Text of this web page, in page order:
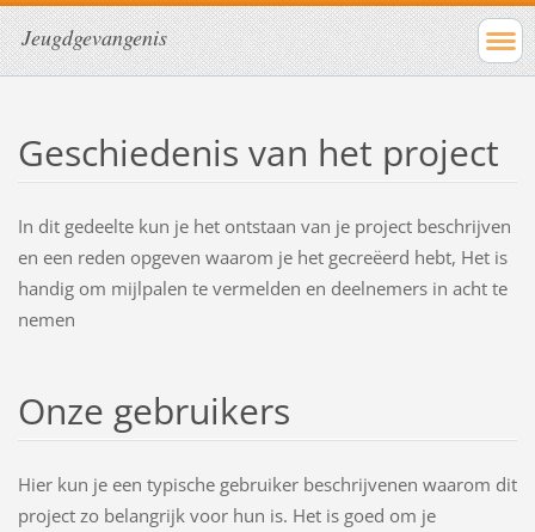
Jeugdgevangenis
Geschiedenis van het project
In dit gedeelte kun je het ontstaan van je project beschrijven
en een reden opgeven waarom je het gecreëerd hebt, Het is
handig om mijlpalen te vermelden en deelnemers in acht te
nemen
Onze gebruikers
Hier kun je een typische gebruiker beschrijvenen waarom dit
project zo belangrijk voor hun is. Het is goed om je